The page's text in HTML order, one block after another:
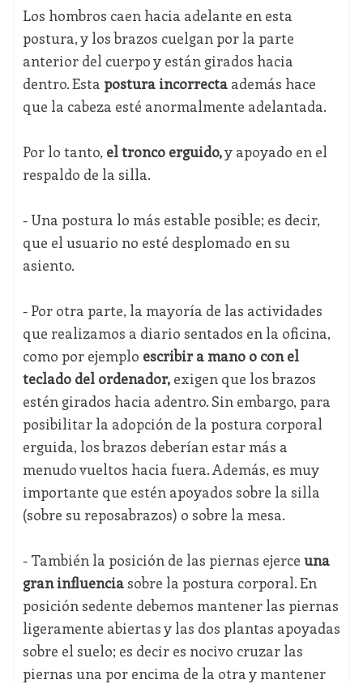
Los hombros caen hacia adelante en esta
postura, y los brazos cuelgan por la parte
anterior del cuerpo y están girados hacia
dentro. Esta postura incorrectaademás hace
que la cabeza esté anormalmente adelantada.
Por lo tanto, el tronco erguido,y apoyado en el
respaldo de la silla.
- Una postura lo más estable posible; es decir,
que el usuario no esté desplomado en su
asiento.
- Por otra parte, la mayoría de las actividades
que realizamos a diario sentados en la oficina,
como por ejemplo escribir a mano o con el
teclado del ordenador,exigen que los brazos
estén girados hacia adentro. Sin embargo, para
posibilitar la adopción de la postura corporal
erguida, los brazos deberían estar más a
menudo vueltos hacia fuera. Además, es muy
importante que estén apoyados sobre la silla
(sobre su reposabrazos) o sobre la mesa.
- También la posición de las piernas ejerce una
gran influenciasobre la postura corporal. En
posición sedente debemos mantener las piernas
ligeramente abiertas y las dos plantas apoyadas
sobre el suelo; es decir es nocivo cruzar las
piernas una por encima de la otra y mantener